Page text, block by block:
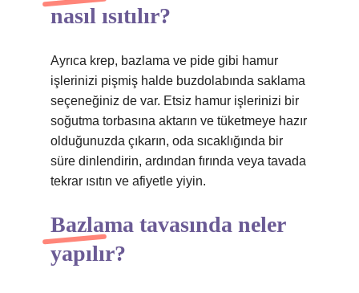
nasıl ısıtılır?
Ayrıca krep, bazlama ve pide gibi hamur
işlerinizi pişmiş halde buzdolabında saklama
seçeneğiniz de var. Etsiz hamur işlerinizi bir
soğutma torbasına aktarın ve tüketmeye hazır
olduğunuzda çıkarın, oda sıcaklığında bir
süre dinlendirin, ardından fırında veya tavada
tekrar ısıtın ve afiyetle yiyin.
Bazlama tavasında neler
yapılır?